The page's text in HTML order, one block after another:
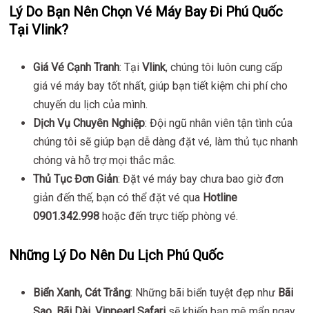
Lý Do Bạn Nên Chọn Vé Máy Bay Đi Phú Quốc
Tại Vlink?
Giá Vé Cạnh Tranh: TạiVlink, chúng tôi luôn cung cấp
giá vé máy bay tốt nhất, giúp bạn tiết kiệm chi phí cho
chuyến du lịch của mình.
Dịch Vụ Chuyên Nghiệp: Đội ngũ nhân viên tận tình của
chúng tôi sẽ giúp bạn dễ dàng đặt vé, làm thủ tục nhanh
chóng và hỗ trợ mọi thắc mắc.
Thủ Tục Đơn Giản: Đặt vé máy bay chưa bao giờ đơn
giản đến thế, bạn có thể đặt vé qua Hotline
0901.342.998 hoặc đến trực tiếp phòng vé.
Những Lý Do Nên Du Lịch Phú Quốc
Biển Xanh, Cát Trắng: Những bãi biển tuyệt đẹp như Bãi